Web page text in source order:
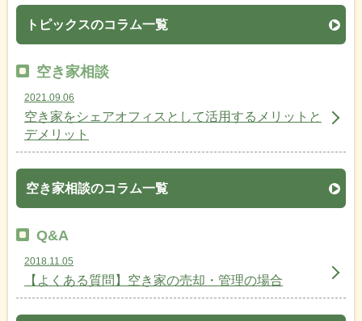
トピックスのコラム一覧
空き家相談
2021.09.06
空き家をシェアオフィスとして活用するメリットと
デメリット
空き家相談のコラム一覧
Q&A
2018.11.05
【よくある質問】空き家の売却・管理の場合